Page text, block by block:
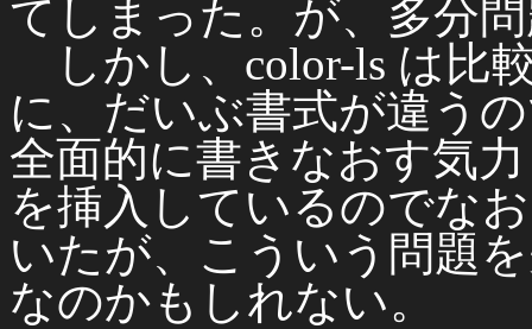
てしまった。が、多分
しかし、color-ls は比
に、だいぶ書式が違う
全面的に書きなおす気
を挿入しているのでな
いたが、こういう問題
なのかもしれない。